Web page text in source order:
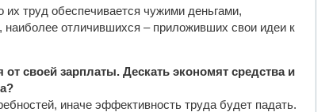
труд обеспечивается чужими деньгами,
отличившихся – приложивших свои идеи к
своей зарплаты. Дескать экономят средства и
иначе эффективность труда будет падать.